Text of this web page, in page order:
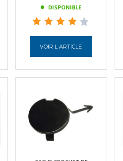
DISPONIBLE
VOIR L ARTICLE